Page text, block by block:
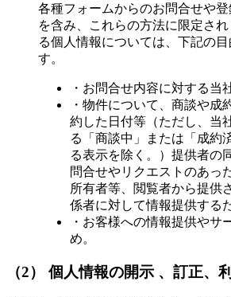
各種フォームからのお問合せや
を含み、これらの方法に限定さ
る個人情報については、下記の
す。
・お問合せ内容に対する当
・物件について、商談や成
約した日付等（ただし、当
る「商談中」または「成約
る表示を除く。）提供者の
問合せやリクエストのあっ
所有者等、閲覧者から提供
係者に対して情報提供する
・お客様への情報提供やサ
め。
（2） 個人情報の開示 、訂正、